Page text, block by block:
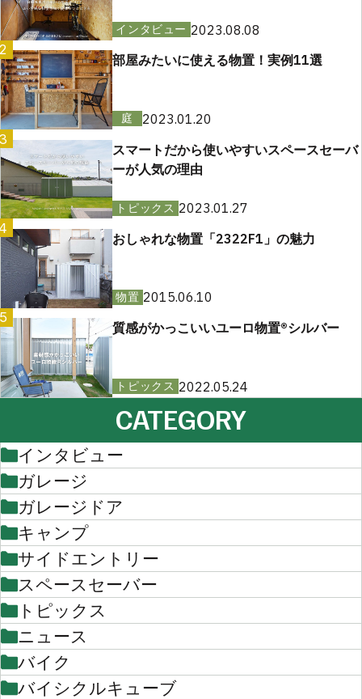
インタビュー 2023.08.08
2
部屋みたいに使える物置！実例11選
庭
2023.01.20
スマートだから使いやすいスペースセーバ
ーが人気の理由
トピックス 2023.01.27
おしゃれな物置「2322F1」の魅力
物置 2015.06.10
質感がかっこいいユーロ物置®︎シルバー
トピックス 2022.05.24
CATEGORY
インタビュー
ガレージ
ガレージドア
キャンプ
サイドエントリー
スペースセーバー
トピックス
ニュース
バイク
バイシクルキューブ